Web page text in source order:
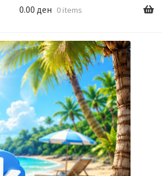
0.00 ден 0 items